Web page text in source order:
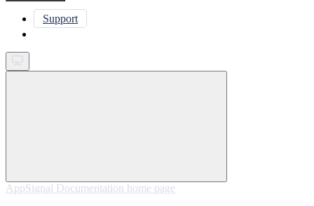
Support
AppSignal Documentation home page